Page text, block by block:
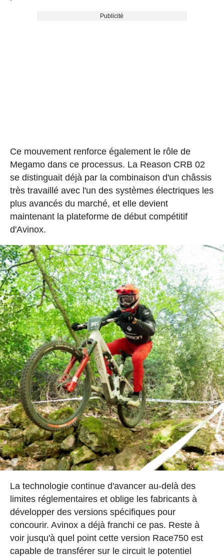
Publicité
Ce mouvement renforce également le rôle de
Megamo dans ce processus. La Reason CRB 02
se distinguait déjà par la combinaison d'un châssis
très travaillé avec l'un des systèmes électriques les
plus avancés du marché, et elle devient
maintenant la plateforme de début compétitif
d'Avinox.
La technologie continue d'avancer au-delà des
limites réglementaires et oblige les fabricants à
développer des versions spécifiques pour
concourir. Avinox a déjà franchi ce pas. Reste à
voir jusqu'à quel point cette version Race750 est
capable de transférer sur le circuit le potentiel